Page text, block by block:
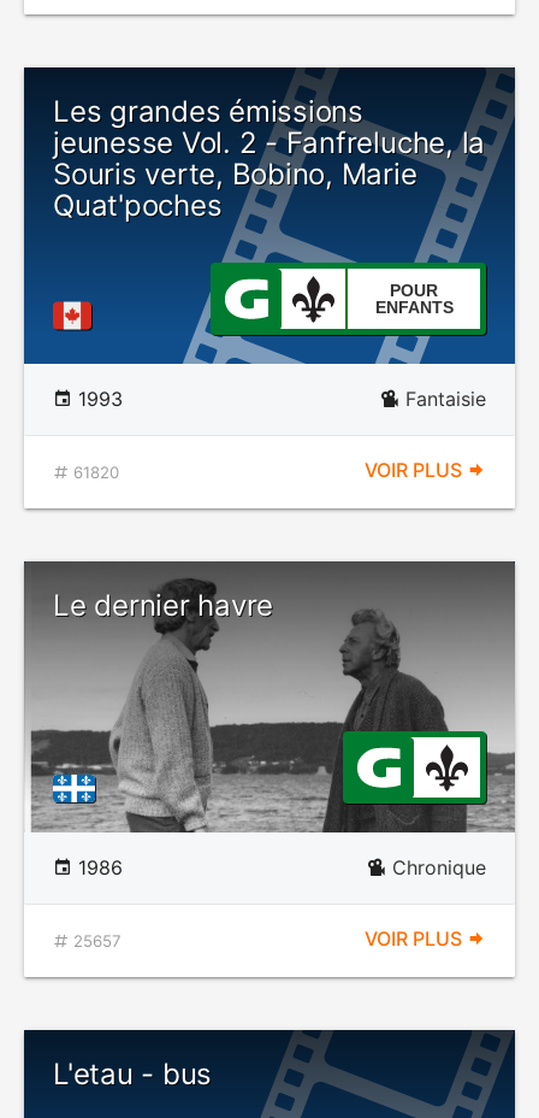
Les grandes émissions
jeunesse Vol. 2 - Fanfreluche, la
Souris verte, Bobino, Marie
Quat'poches
POUR
ENFANTS
1993 Fantaisie
61820 VOIR PLUS
Le dernier havre
1986 Chronique
25657 VOIR PLUS
L'etau - bus